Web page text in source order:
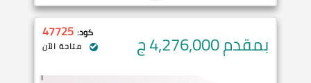
بمقدم 4,276,000 ج كود: 47725
متاحة الآن